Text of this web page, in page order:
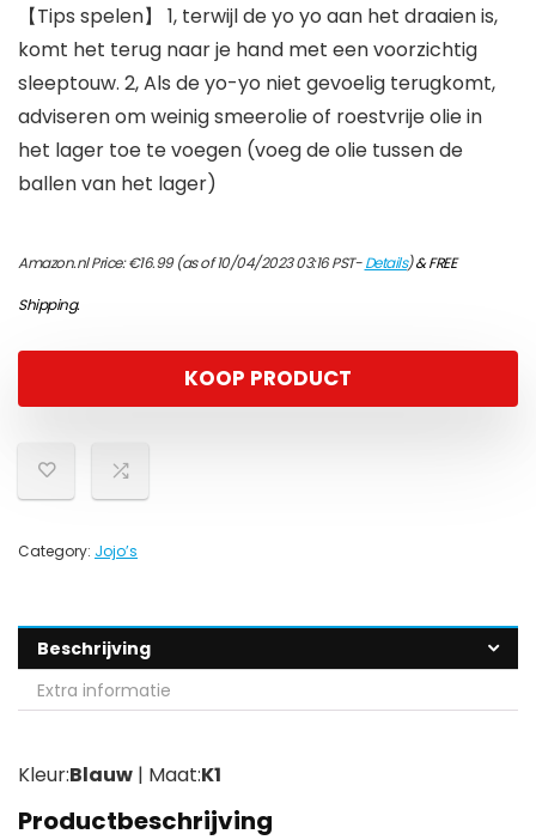
【Tips spelen】 1, terwijl de yo yo aan het draaien is,
komt het terug naar je hand met een voorzichtig
sleeptouw. 2, Als de yo-yo niet gevoelig terugkomt,
adviseren om weinig smeerolie of roestvrije olie in
het lager toe te voegen (voeg de olie tussen de
ballen van het lager)
Amazon.nl Price:€16.99(as of 10/04/2023 03:16 PST-Details)&FREE
Shipping.
KOOP PRODUCT
Category: Jojo’s
Beschrijving
Extra informatie
Kleur:Blauw | Maat:K1
Productbeschrijving